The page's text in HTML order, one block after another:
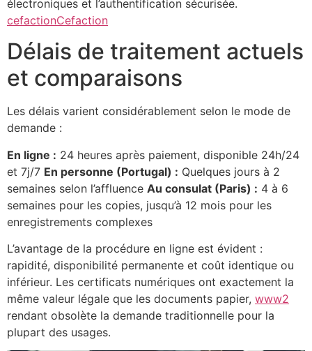
électroniques et l’authentification sécurisée.
cefactionCefaction
Délais de traitement actuels
et comparaisons
Les délais varient considérablement selon le mode de
demande :
En ligne : 24 heures après paiement, disponible 24h/24
et 7j/7 En personne (Portugal) : Quelques jours à 2
semaines selon l’affluence Au consulat (Paris) : 4 à 6
semaines pour les copies, jusqu’à 12 mois pour les
enregistrements complexes
L’avantage de la procédure en ligne est évident :
rapidité, disponibilité permanente et coût identique ou
inférieur. Les certificats numériques ont exactement la
même valeur légale que les documents papier, www2
rendant obsolète la demande traditionnelle pour la
plupart des usages.